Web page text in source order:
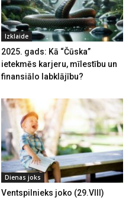
Izklaide
2025. gads: Kā “Čūska”
ietekmēs karjeru, mīlestību un
finansiālo labklājību?
Dienas joks
Ventspilnieks joko (29.VIII)